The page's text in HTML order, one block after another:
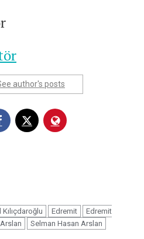
author's posts
Edremit
Edremit
Selman Hasan Arslan